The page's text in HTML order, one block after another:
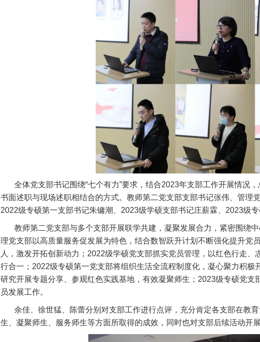
全体党支部书记围绕“七个有力”要求，结合2023年支部工作开展情况
书面述职与现场述职相结合的方式。教师第二党支部支部书记张伟、管理
2022级专硕第一支部书记朱镛潮、2023级学硕支部书记庄薪霖、2023级专
教师第二党支部与多个支部开展联学共建，凝聚发展合力，紧密围绕
理党支部以高质量服务促发展为特色，结合数智跃升计划不断强化提升党
人，激发开拓创新动力；2022级学硕党支部抓实党员管理，以红色行走
行合一；2022级专硕第一党支部将组织生活全流程制度化，凝心聚力积
研究开展专题分享、参观红色实践基地，有效凝聚师生；2023级专硕党
员发展工作。
余佳、徐世猛、陈蕾分别对支部工作进行点评，充分肯定各支部在教
生、凝聚师生、服务师生等方面所取得的成效，同时也对支部后续活动开